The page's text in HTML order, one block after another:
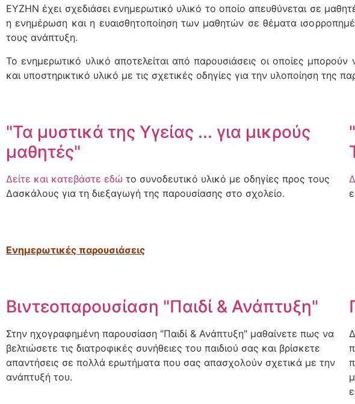
ΕΥΖΗΝ έχει σχεδιάσει ενημερωτικό υλικό το οποίο απευθύνεται σε
η ενημέρωση και η ευαισθητοποίηση των μαθητών σε θέματα
τους ανάπτυξη.
Το ενημερωτικό υλικό αποτελείται από παρουσιάσεις οι οποίες
και υποστηρικτικό υλικό με τις σχετικές οδηγίες για την υλοποίηση της
"Τα μυστικά της Υγείας ... για μικρούς
μαθητές"
Δείτε και κατεβάστε εδώ το συνοδευτικό υλικό με οδηγίες προς τους
Δασκάλους για τη διεξαγωγή της παρουσίασης στο σχολείο.
Ενημερωτικές παρουσιάσεις
Βιντεοπαρουσίαση "Παιδί & Ανάπτυξη"
Στην ηχογραφημένη παρουσίαση "Παιδί & Ανάπτυξη" μαθαίνετε πως να
βελτιώσετε τις διατροφικές συνήθειες του παιδιού σας και βρίσκετε
απαντήσεις σε πολλά ερωτήματα που σας απασχολούν σχετικά με την
ανάπτυξή του.